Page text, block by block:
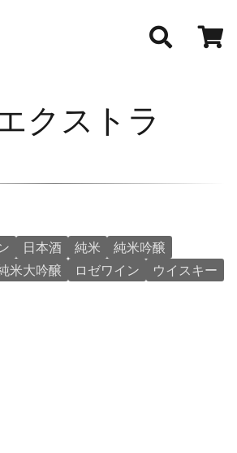
クストラ
日本酒 純米
純米吟醸
米大吟醸 ロゼワイン ウイスキー